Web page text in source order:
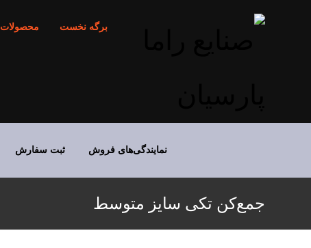
برگه نخست محصولات
نمایندگی‌های فروش ثبت سفارش
جمع‌کن تکی سایز متوسط